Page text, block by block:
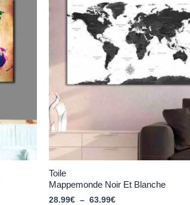
Toile
Mappemonde Noir Et Blanche
28.99€ – 63.99€
de
prix :
28.99€
63.99€